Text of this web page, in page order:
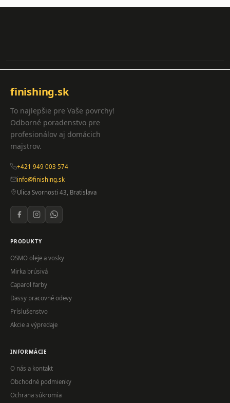
finishing.sk
To najlepšie pre Vaše povrchy!
Odborné poradenstvo pre
profesionálov aj domácich
majstrov.
+421 949 003 574
info@finishing.sk
Ulica Svornosti 43, Bratislava
PRODUKTY
OSMO oleje a vosky
Mirka brúsivá
Caparol farby
Dassy pracovné odevy
Príslušenstvo
Akcie a výpredaje
INFORMÁCIE
O nás a kontakt
Obchodné podmienky
Ochrana súkromia